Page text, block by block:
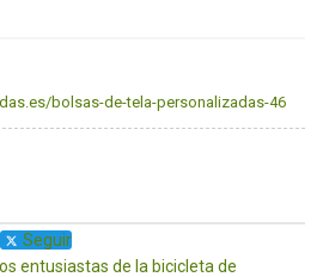
bolsas-de-tela-personalizadas-46
Seguir
entusiastas de la bicicleta de